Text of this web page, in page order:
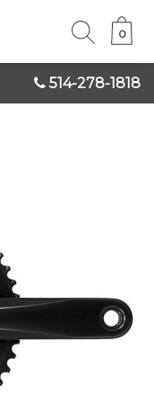
514-278-1818
0
0